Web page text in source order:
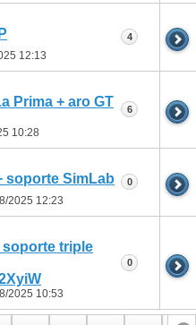
12:13
4
Prima + aro GT
10:28
6
soporte SimLab
2025 12:23
0
soporte triple
2025 10:53
0